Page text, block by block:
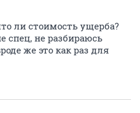
ли стоимость ущерба?
спец, не разбираюсь
же это как раз для